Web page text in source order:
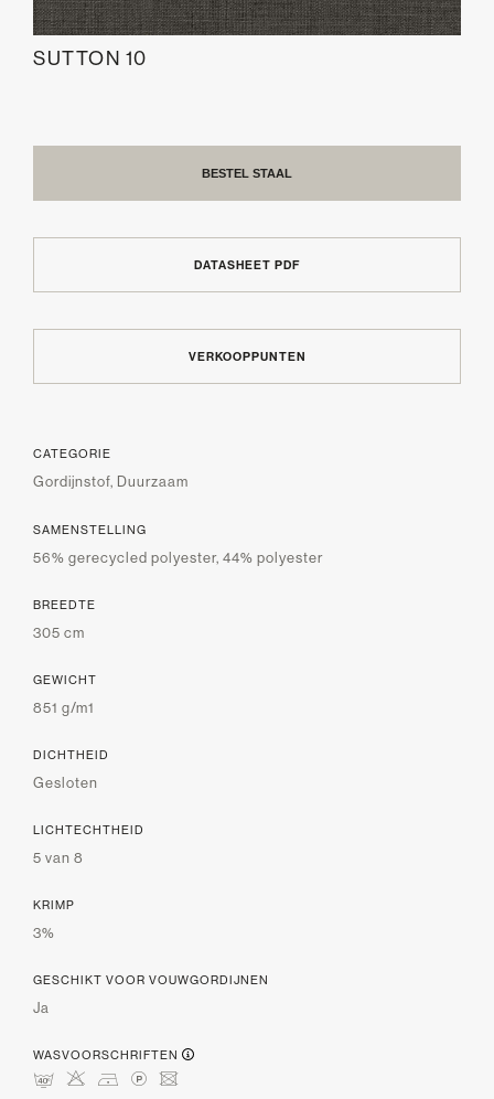
SUTTON 10
BESTEL STAAL
DATASHEET PDF
VERKOOPPUNTEN
CATEGORIE
Gordijnstof, Duurzaam
SAMENSTELLING
56% gerecycled polyester, 44% polyester
BREEDTE
305 cm
GEWICHT
851 g/m1
DICHTHEID
Gesloten
LICHTECHTHEID
5 van 8
KRIMP
3%
GESCHIKT VOOR VOUWGORDIJNEN
Ja
WASVOORSCHRIFTEN
nHDLU